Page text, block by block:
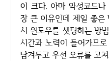
이 크다. 아마 악성코드
장 큰 이유인데 제일 좋은
시 윈도우를 셋팅하는 방
시간과 노력이 들어가므
남겨두고 우선 오류를 고